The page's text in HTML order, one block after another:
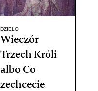
DZIEŁO
Wieczór
Trzech Króli
albo Co
zechcecie